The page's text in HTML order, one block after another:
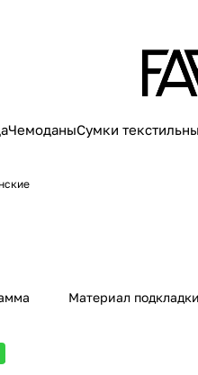
ЧемоданыСумки
Материал подкладки